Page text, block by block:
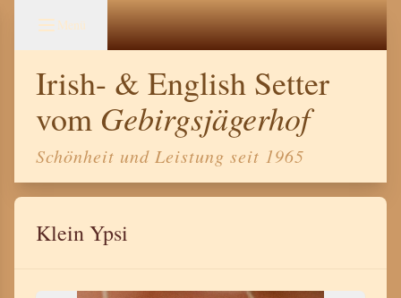
Menü
Irish- & English Setter
vom Gebirgsjägerhof
Schönheit und Leistung seit 1965
Klein Ypsi